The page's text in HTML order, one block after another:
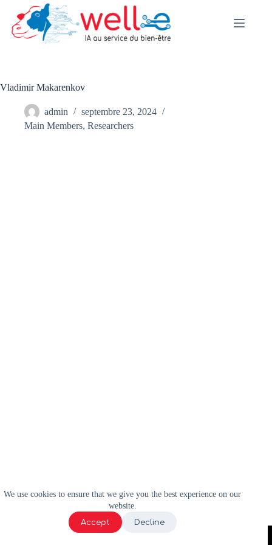
content
We use cookies to ensure that we give you the best experience on our
website.
Accept Decline
Vladimir Makarenkov
admin
septembre 23, 2024
Main Members, Researchers
2024 | WELL-E | Tous droits réservés |